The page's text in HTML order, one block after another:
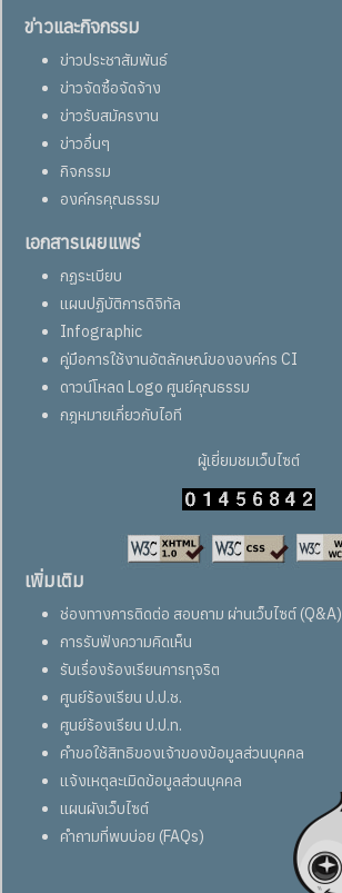
ข่าวและกิจกรรม
ข่าวประชาสัมพันธ์
ข่าวจัดซื้อจัดจ้าง
ข่าวรับสมัครงาน
ข่าวอื่นๆ
กิจกรรม
องค์กรคุณธรรม
เอกสารเผยแพร่
กฏระเบียบ
แผนปฏิบัติการดิจิทัล
Infographic
คู่มือการใช้งานอัตลักษณ์ขององค์กร CI
ดาวน์โหลด Logo ศูนย์คุณธรรม
กฎหมายเกี่ยวกับไอที
ผู้เยี่ยมชมเว็บไซต์
เพิ่มเติม
ช่องทางการติดต่อ สอบถาม ผ่านเว็บไซต์ (Q&A)
การรับฟังความคิดเห็น
รับเรื่องร้องเรียนการทุจริต
ศูนย์ร้องเรียน ป.ป.ช.
ศูนย์ร้องเรียน ป.ป.ท.
คำขอใช้สิทธิของเจ้าของข้อมูลส่วนบุคคล
แจ้งเหตุละเมิดข้อมูลส่วนบุคคล
แผนผังเว็บไซต์
คำถามที่พบบ่อย (FAQs)